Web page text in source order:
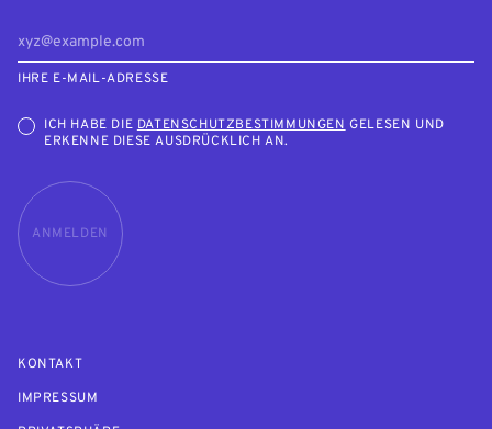
IHRE E-MAIL-ADRESSE
ICH HABE DIEDATENSCHUTZBESTIMMUNGENGELESEN UND
ERKENNE DIESE AUSDRÜCKLICH AN.
ANMELDEN
KONTAKT
IMPRESSUM